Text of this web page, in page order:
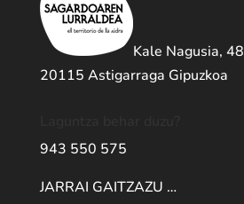
Kale Nagusia, 48
20115 Astigarraga Gipuzkoa
943 550 575
JARRAI GAITZAZU …